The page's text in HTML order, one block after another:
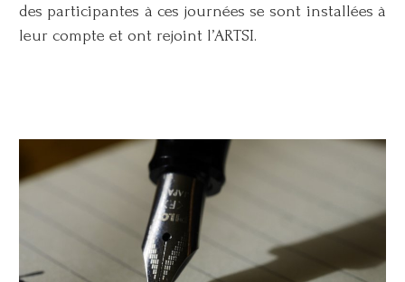
des participantes à ces journées se sont installées à
leur compte et ont rejoint l’ARTSI.